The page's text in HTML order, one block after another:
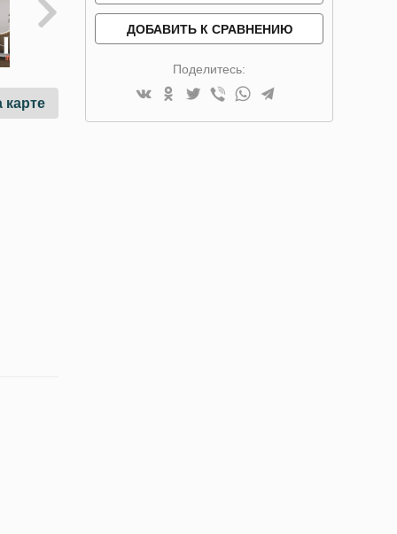
карте
ДОБАВИТЬ К СРАВНЕНИЮ
Поделитесь: